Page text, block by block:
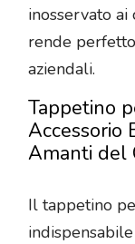
inosservato ai
rende
aziendali.
Tappetino
Accessorio
Amanti del
Il tappetino